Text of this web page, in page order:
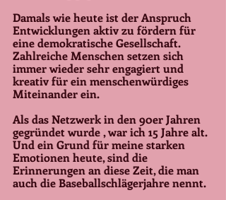
Damals wie heute ist der Anspruch
Entwicklungen aktiv zu fördern für
eine demokratische Gesellschaft.
Zahlreiche Menschen setzen sich
immer wieder sehr engagiert und
kreativ für ein menschenwürdiges
Miteinander ein.
Als das Netzwerk in den 90er Jahren
gegründet wurde , war ich 15 Jahre alt.
Und ein Grund für meine starken
Emotionen heute, sind die
Erinnerungen an diese Zeit, die man
auch die Baseballschlägerjahre nennt.